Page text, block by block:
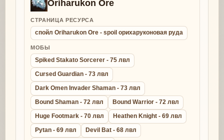
Oriharukon Ore
СТРАНИЦА РЕСУРСА
спойл Oriharukon Ore - spoil орихаруконовая руда
МОБЫ
Spiked Stakato Sorcerer - 75 лвл
Cursed Guardian - 73 лвл
Dark Omen Invader Shaman - 73 лвл
Bound Shaman - 72 лвл
Bound Warrior - 72 лвл
Huge Footmark - 70 лвл
Heathen Knight - 69 лвл
Pytan - 69 лвл
Devil Bat - 68 лвл